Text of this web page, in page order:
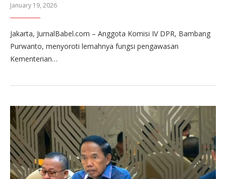
January 19, 2026
Jakarta, JurnalBabel.com – Anggota Komisi IV DPR, Bambang
Purwanto, menyoroti lemahnya fungsi pengawasan
Kementerian…